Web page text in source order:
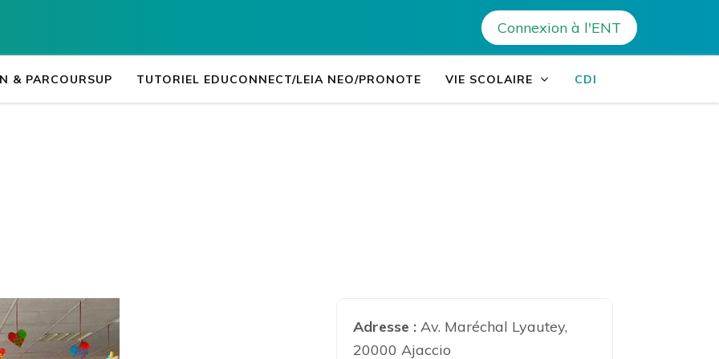
Lycée professionnel Finosello – Ajaccio
LEIA, le portail ENT NEO des établissements de CorseConnexion à l'ENT
& PARCOURSUP TUTORIEL EDUCONNECT/LEIA NEO/PRONOTE VIE SCOLAIRE CDI
Adresse : Av. Maréchal Lyautey,
20000 Ajaccio